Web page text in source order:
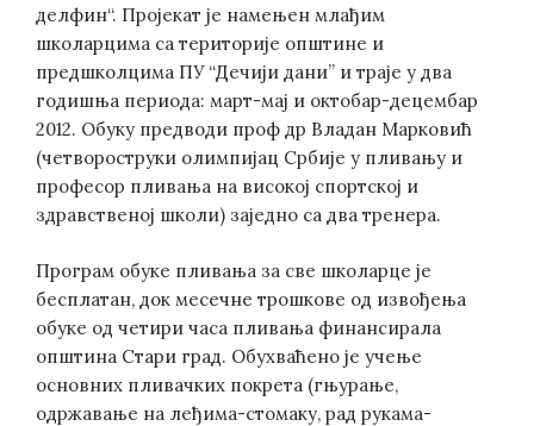
делфин“. Пројекат је намењен млађим
школарцима са територије општине и
предшколцима ПУ “Дечији дани” и траје у два
годишња периода: март-мај и октобар-децембар
2012. Обуку предводи проф др Владан Марковић
(четвороструки олимпијац Србије у пливању и
професор пливања на високој спортској и
здравственој школи) заједно са два тренера.
Програм обуке пливања за све школарце је
бесплатан, док месечне трошкове од извођења
обуке од четири часа пливања финансирала
општина Стари град. Обухваћено је учење
основних пливачких покрета (гњурање,
одржавање на леђима-стомаку, рад рукама-